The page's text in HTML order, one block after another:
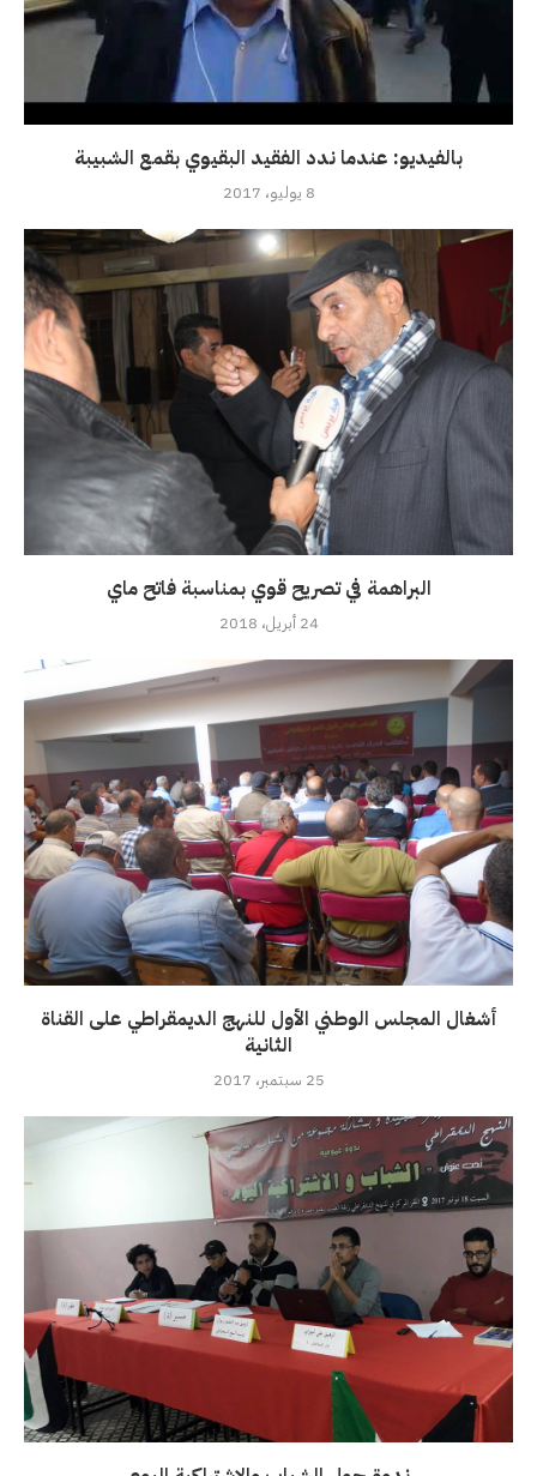
بالفيديو: عندما ندد الفقيد البقيوي بقمع الشبيبة
8 يوليو، 2017
البراهمة في تصريح قوي بمناسبة فاتح ماي
24 أبريل، 2018
أشغال المجلس الوطني الأول للنهج الديمقراطي على القناة
الثانية
25 سبتمبر، 2017